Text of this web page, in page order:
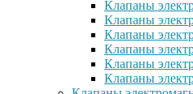
Клапаны
Клапаны
Клапаны
Клапаны
Клапаны
Клапаны